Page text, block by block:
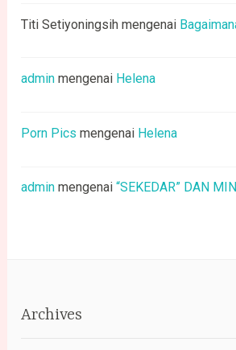
Titi Setiyoningsih mengenai
admin mengenai Helena
Porn Pics mengenai Helena
admin mengenai“SEKEDAR” DAN
Archives